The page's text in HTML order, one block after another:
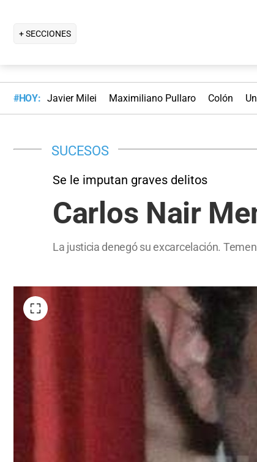
+ SECCIONES
#HOY: Javier Milei Maximiliano Pullaro Colón
SUCESOS
Se le imputan graves delitos
Carlos Nair
La justicia denegó su excarcelación.